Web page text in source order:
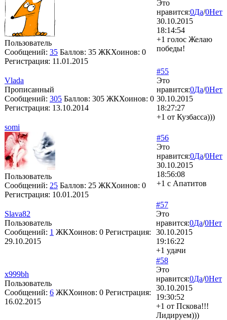
Пользователь
Сообщений: 35 Баллов: 35 ЖКХоинов: 0
Регистрация: 11.01.2015
Это
нравится:0Да/0Нет
30.10.2015
18:14:54
+1 голос Желаю
победы!
Vlada
Прописанный
Сообщений: 305 Баллов: 305 ЖКХоинов: 0
Регистрация: 13.10.2014
#55
Это
нравится:0Да/0Нет
30.10.2015
18:27:27
+1 от Кузбасса)))
somi
Пользователь
Сообщений: 25 Баллов: 25 ЖКХоинов: 0
Регистрация: 10.01.2015
#56
Это
нравится:0Да/0Нет
30.10.2015
18:56:08
+1 c Апатитов
Slava82
Пользователь
Сообщений: 1 ЖКХоинов: 0 Регистрация:
29.10.2015
#57
Это
нравится:0Да/0Нет
30.10.2015
19:16:22
+1 удачи
x999bh
Пользователь
Сообщений: 6 ЖКХоинов: 0 Регистрация:
16.02.2015
#58
Это
нравится:0Да/0Нет
30.10.2015
19:30:52
+1 от Пскова!!!
Лидируем)))